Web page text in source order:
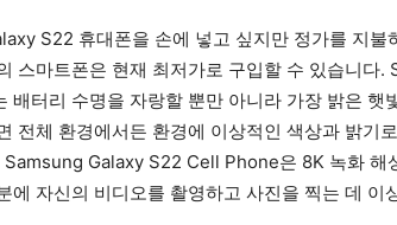
S22 휴대폰을 손에 넣고 싶지만 정가를 지불
스마트폰은 현재 최저가로 구입할 수 있습니다
배터리 수명을 자랑할 뿐만 아니라 가장 밝은 햇
전체 환경에서든 환경에 이상적인 색상과 밝기
Samsung Galaxy S22 Cell Phone은 8K 녹화 해
에 자신의 비디오를 촬영하고 사진을 찍는 데 이